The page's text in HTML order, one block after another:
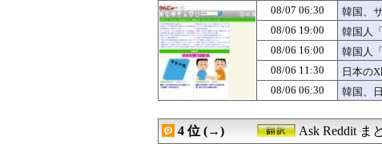
08/06 21:35
【激震】韓国人「韓
08/06 21:31
海外「舐めるな！」
08/06 21:12
【海外の反応】大谷
08/06 21:00
【アメリカ-スウェー
08/06 21:00
【海外の反応】ネッ
08/06 21:00
【朗報】韓国人「100
外国人「2002年W杯
08/06 20:25
韓国人「日本ではテ
08/06 20:25
海外「SHOWTIME!」
08/07 06:30
韓国、
08/06 19:00
韓国人
08/06 16:00
韓国人
08/06 11:30
日本の
08/06 06:30
韓国、
4 位 (→) Ask Reddit ま